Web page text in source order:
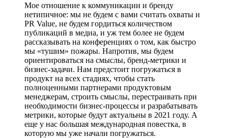
Мое отношение к коммуникации и бренду
нетипичное: мы не будем с вами считать охваты и
PR Value, не будем гордиться количеством
публикаций в медиа, и уж тем более не будем
рассказывать на конференциях о том, как быстро
мы «тушим» пожары. Напротив, мы будем
ориентироваться на смыслы, бренд-метрики и
бизнес-задачи. Нам предстоит погружаться в
продукт на всех стадиях, чтобы стать
полноценными партнерами продуктовым
менеджерам, строить смыслы, перестраивать при
необходимости бизнес-процессы и разрабатывать
метрики, которые будут актуальны в 2021 году. А
еще у нас большая международная повестка, в
которую мы уже начали погружаться.